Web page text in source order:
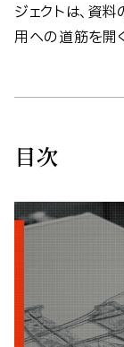
ジェクトは、資
用への道筋を開
目次